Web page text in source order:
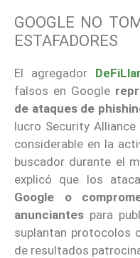
GOOGLE NO
ESTAFADORES
El agregador
falsos en Google
de ataques de
lucro Security
considerable en la
buscador durante el
explicó que los
Google o
anunciantes para
suplantan protocolos
de resultados